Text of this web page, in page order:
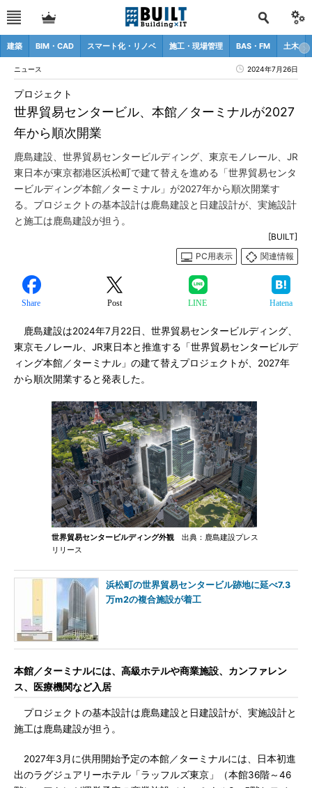
建築 BIM・CAD スマート化・リノベ 施工・現場管理 BAS・FM 土木
ニュース 2024年7月26日
世界貿易センタービル、本館／ターミナルが2027
年から順次開業
プロジェクト
鹿島建設、世界貿易センタービルディング、東京モノレール、JR
東日本が東京都港区浜松町で建て替えを進める「世界貿易センタ
ービルディング本館／ターミナル」が2027年から順次開業す
る。プロジェクトの基本設計は鹿島建設と日建設計が、実施設計
と施工は鹿島建設が担う。
[BUILT]
PC用表示
関連情報
Share Post LINE Hatena
鹿島建設は2024年7月22日、世界貿易センタービルディング、
東京モノレール、JR東日本と推進する「世界貿易センタービルデ
ィング本館／ターミナル」の建て替えプロジェクトが、2027年
から順次開業すると発表した。
世界貿易センタービルディング外観 出典：鹿島建設プレス
リリース
浜松町の世界貿易センタービル跡地に延べ7.3
万m2の複合施設が着工
本館／ターミナルには、高級ホテルや商業施設、カンファレン
ス、医療機関など入居
プロジェクトの基本設計は鹿島建設と日建設計が、実施設計と
施工は鹿島建設が担う。
2027年3月に供用開始予定の本館／ターミナルには、日本初進
出のラグジュアリーホテル「ラッフルズ東京」（本館36階～46